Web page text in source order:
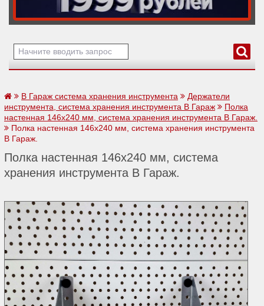
В Гараж система хранения инструмента
Держатели
инструмента, система хранения инструмента В Гараж
Полка
настенная 146х240 мм, система хранения инструмента В Гараж.
Полка настенная 146х240 мм, система хранения инструмента
В Гараж.
Полка настенная 146х240 мм, система
хранения инструмента В Гараж.